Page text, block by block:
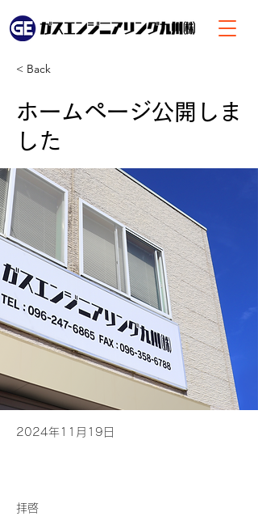
< Back
ホームページ公開しま
した
2024年11月19日
拝啓